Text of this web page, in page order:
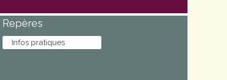
Repères
Infos pratiques